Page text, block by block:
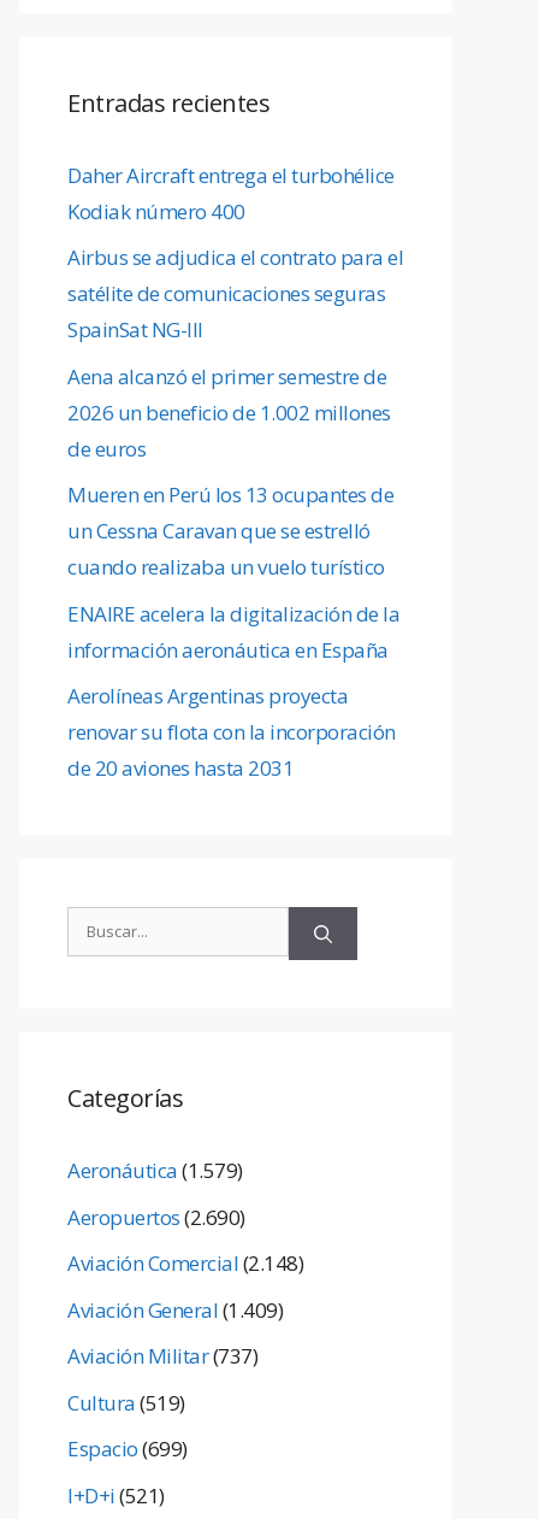
Entradas recientes
Daher Aircraft entrega el turbohélice
Kodiak número 400
Airbus se adjudica el contrato para el
satélite de comunicaciones seguras
SpainSat NG-III
Aena alcanzó el primer semestre de
2026 un beneficio de 1.002 millones
de euros
Mueren en Perú los 13 ocupantes de
un Cessna Caravan que se estrelló
cuando realizaba un vuelo turístico
ENAIRE acelera la digitalización de la
información aeronáutica en España
Aerolíneas Argentinas proyecta
renovar su flota con la incorporación
de 20 aviones hasta 2031
Categorías
Aeronáutica(1.579)
Aeropuertos(2.690)
Aviación Comercial(2.148)
Aviación General(1.409)
Aviación Militar(737)
Cultura(519)
Espacio(699)
I+D+i(521)